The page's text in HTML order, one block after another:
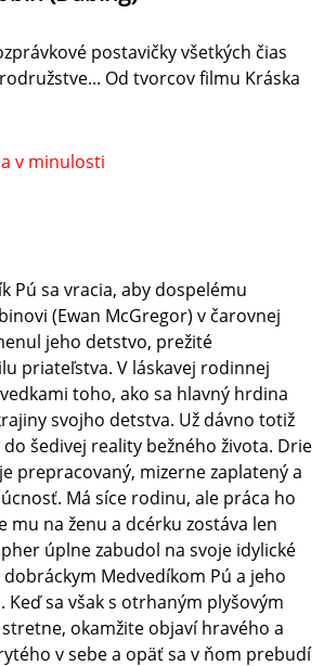
postavičky všetkých čias
Od tvorcov filmu Kráska
v minulosti
Pú sa vracia, aby dospelému
(Ewan McGregor) v čarovnej
jeho detstvo, prežité
priateľstva. V láskavej rodinnej
toho, ako sa hlavný hrdina
svojho detstva. Už dávno totiž
šedivej reality bežného života. Drie
prepracovaný, mizerne zaplatený a
Má síce rodinu, ale práca ho
mu na ženu a dcérku zostáva len
úplne zabudol na svoje idylické
Medvedíkom Pú a jeho
sa však s otrhaným plyšovým
okamžite objaví hravého a
v sebe a opäť sa v ňom prebudí